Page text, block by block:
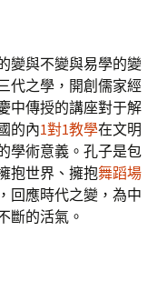
變與不變與易學的變
代之學，開創儒家經
中傳授的講座對于解
的內1對1教學在文明
學術意義。孔子是包
抱世界、擁抱舞蹈場
回應時代之變，為中
斷的活氣。